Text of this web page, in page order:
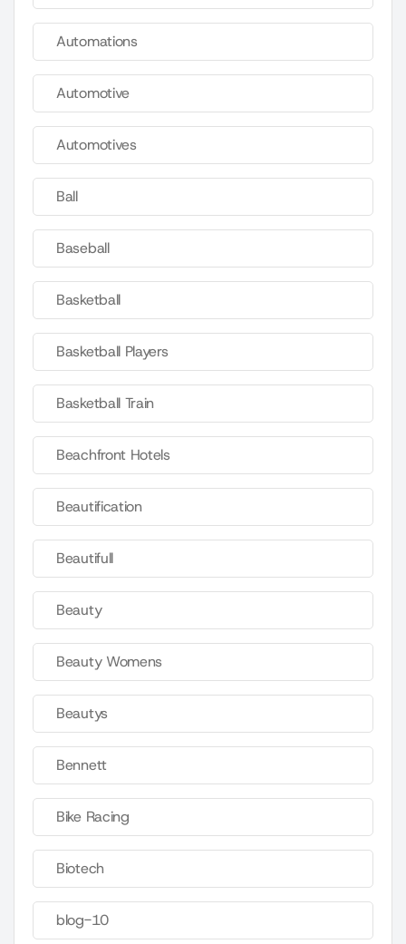
Automations
Automotive
Automotives
Ball
Baseball
Basketball
Basketball Players
Basketball Train
Beachfront Hotels
Beautification
Beautifull
Beauty
Beauty Womens
Beautys
Bennett
Bike Racing
Biotech
blog-10